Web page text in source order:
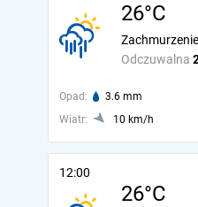
26°C
Odczuwalna
Opad: 3.6 mm
Wiatr:
10 km/h
12:00
26°C